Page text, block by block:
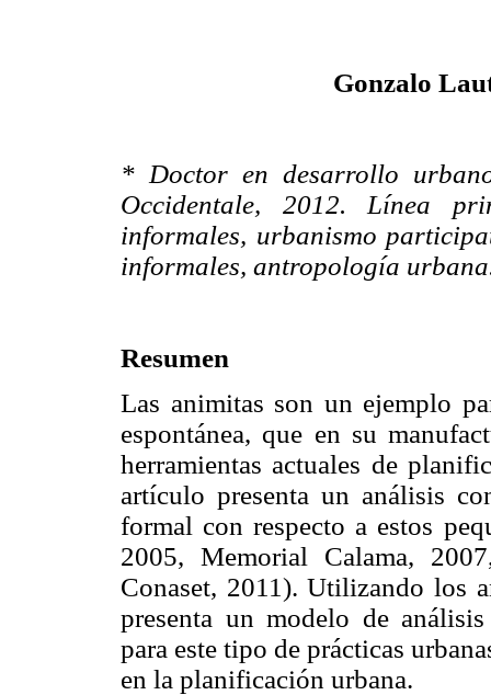
Gonzalo
* Doctor en desarrollo
Occidentale, 2012. Línea
informales, urbanismo
informales, antropología
Resumen
Las animitas son un ejemplo
espontánea, que en su
herramientas actuales de
artículo presenta un análisis
formal con respecto a estos
2005, Memorial Calama,
Conaset, 2011). Utilizando los
presenta un modelo de
para este tipo de prácticas
en la planificación urbana.